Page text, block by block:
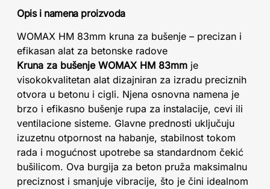
Opis i namena proizvoda
WOMAX HM 83mm kruna za bušenje – precizan i
efikasan alat za betonske radove
Kruna za bušenje WOMAX HM 83mm je
visokokvalitetan alat dizajniran za izradu preciznih
otvora u betonu i cigli. Njena osnovna namena je
brzo i efikasno bušenje rupa za instalacije, cevi ili
ventilacione sisteme. Glavne prednosti uključuju
izuzetnu otpornost na habanje, stabilnost tokom
rada i mogućnost upotrebe sa standardnom čekić
bušilicom. Ova burgija za beton pruža maksimalnu
preciznost i smanjuje vibracije, što je čini idealnom